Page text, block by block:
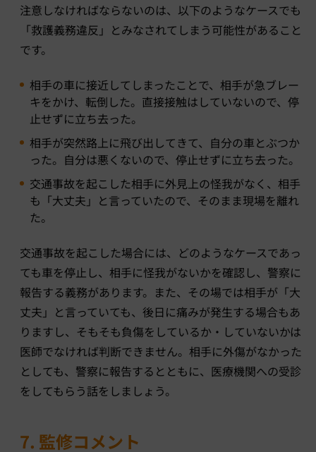
注意しなければならないのは、以下のようなケースでも
「救護義務違反」とみなされてしまう可能性があること
です。
相手の車に接近してしまったことで、相手が急ブレー
キをかけ、転倒した。直接接触はしていないので、停
止せずに立ち去った。
相手が突然路上に飛び出してきて、自分の車とぶつか
った。自分は悪くないので、停止せずに立ち去った。
交通事故を起こした相手に外見上の怪我がなく、相手
も「大丈夫」と言っていたので、そのまま現場を離れ
た。
交通事故を起こした場合には、どのようなケースであっ
ても車を停止し、相手に怪我がないかを確認し、警察に
報告する義務があります。また、その場では相手が「大
丈夫」と言っていても、後日に痛みが発生する場合もあ
りますし、そもそも負傷をしているか・していないかは
医師でなければ判断できません。相手に外傷がなかった
としても、警察に報告するとともに、医療機関への受診
をしてもらう話をしましょう。
7. 監修コメント